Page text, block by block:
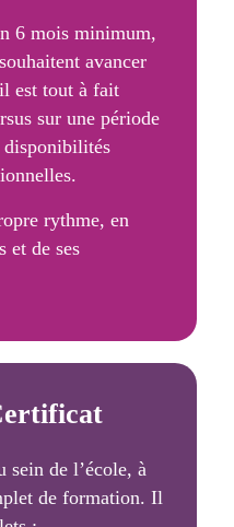
6 mois minimum,
avancer
est tout à fait
sur une période
disponibilités
rythme, en
et de ses
sein de l’école, à
de formation. Il